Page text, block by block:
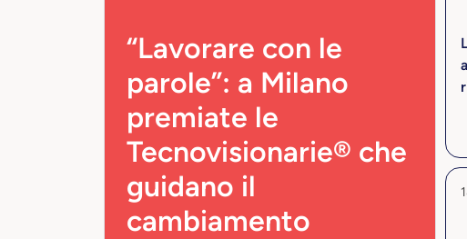
“Lavorare con le
parole”: a Milano
premiate le
Tecnovisionarie® che
guidano il
cambiamento